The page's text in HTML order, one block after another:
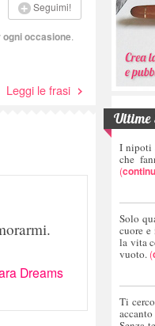
Seguimi!
ogni occasione
Leggi le frasi
Dreams
Ultime
I nipoti
che
(
Solo
cuore
la vita
vuoto. (
Ti
accanto